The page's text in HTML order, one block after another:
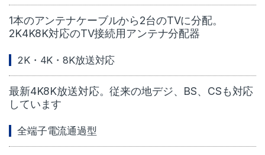
1本のアンテナケーブルから2台のTVに分配。
2K4K8K対応のTV接続用アンテナ分配器
2K・4K・8K放送対応
最新4K8K放送対応。従来の地デジ、BS、CSも対応
しています
全端子電流通過型